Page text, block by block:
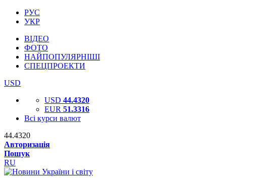
РУС
УКР
ВІДЕО
ФОТО
НАЙПОПУЛЯРНІШІ
СПЕЦПРОЕКТИ
USD
USD 44.4320
EUR 51.3316
Всі курси валют
44.4320
Авторизація
Пошук
RU